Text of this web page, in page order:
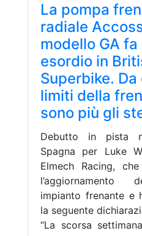
La pompa
radiale
modello GA fa
esordio in
Superbike. Da
limiti della
sono più gli
Debutto in pista
Spagna per Luke
Elmech Racing,
l’aggiornamento
impianto frenante e
la seguente
“La scorsa